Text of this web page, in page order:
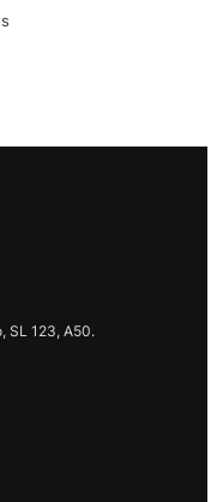
SL 123, A50.